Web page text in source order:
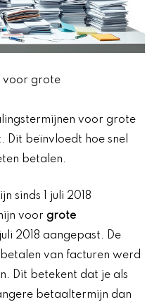
voor grote
voor grote
Dit beïnvloedt hoe snel
betalen.
sinds 1 juli 2018
voor grote
2018 aangepast. De
van facturen werd
Dit betekent dat je als
betaaltermijn dan